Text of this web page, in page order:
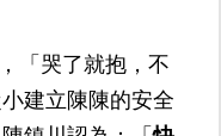
「哭了就抱，不
建立陳陳的安全